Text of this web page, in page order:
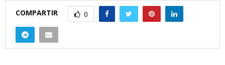
COMPARTIR 0